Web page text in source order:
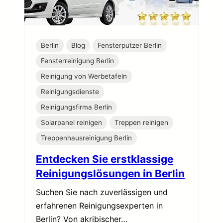
Berlin Blog
Fensterputzer Berlin
Fensterreinigung Berlin
Reinigung von Werbetafeln
Reinigungsdienste
Reinigungsfirma Berlin
Solarpanel reinigen
Treppen reinigen
Treppenhausreinigung Berlin
Entdecken Sie erstklassige
Reinigungslösungen in Berlin
Suchen Sie nach zuverlässigen und
erfahrenen Reinigungsexperten in
Berlin? Von akribischer…